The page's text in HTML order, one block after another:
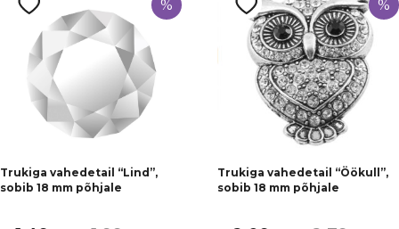
%
Trukiga vahedetail “Lind”,
sobib 18 mm põhjale
%
Trukiga vahedetail “Öökull”,
sobib 18 mm põhjale
Ei, aitäh!